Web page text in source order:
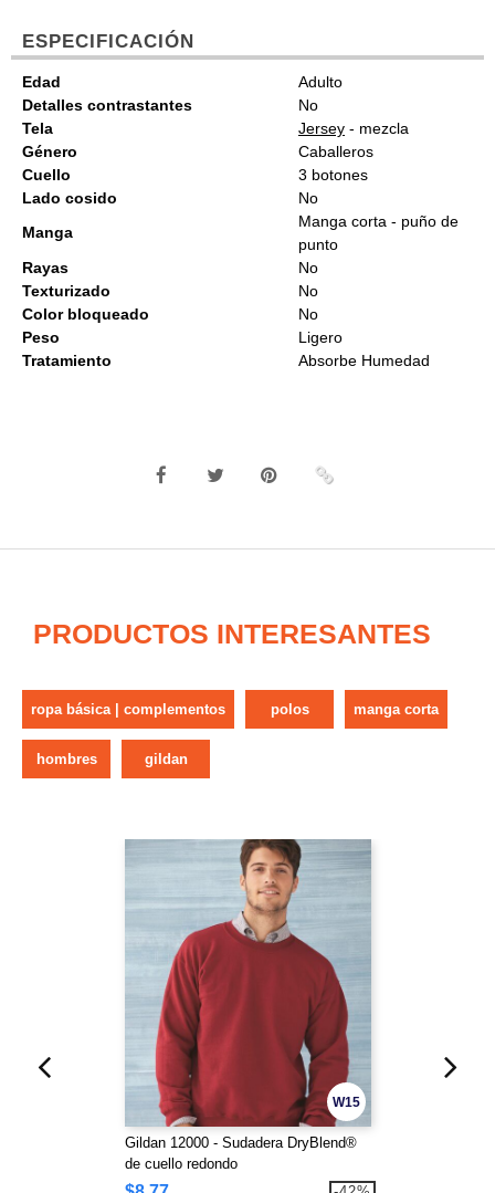
ESPECIFICACIÓN
Edad
Adulto
Detalles contrastantes
No
Tela
Jersey - mezcla
Género
Caballeros
Cuello
3 botones
Lado cosido
No
Manga
Manga corta - puño de
punto
Rayas
No
Texturizado
No
Color bloqueado
No
Peso
Ligero
Tratamiento
Absorbe Humedad
PRODUCTOS INTERESANTES
ropa básica | complementos polos manga corta
hombres gildan
W15
Gildan 12000 - Sudadera DryBlend®
de cuello redondo